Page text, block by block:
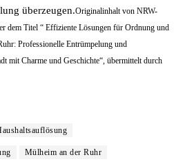
überzeugen.Originalinhalt von NRW-
dem Titel “ Effiziente Lösungen für Ordnung und
Professionelle Entrümpelung und
mit Charme und Geschichte“, übermittelt durch
Mülheim an der Ruhr